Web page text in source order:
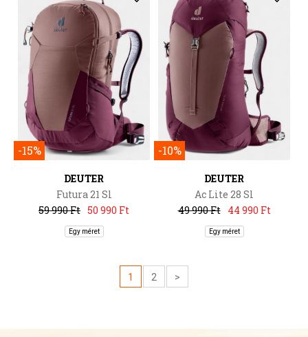
-15%
DEUTER
Futura 21 Sl
59 990 Ft 50 990 Ft
Egy méret
-10%
DEUTER
Ac Lite 28 Sl
49 990 Ft
44 990 Ft
Egy méret
1 2 >